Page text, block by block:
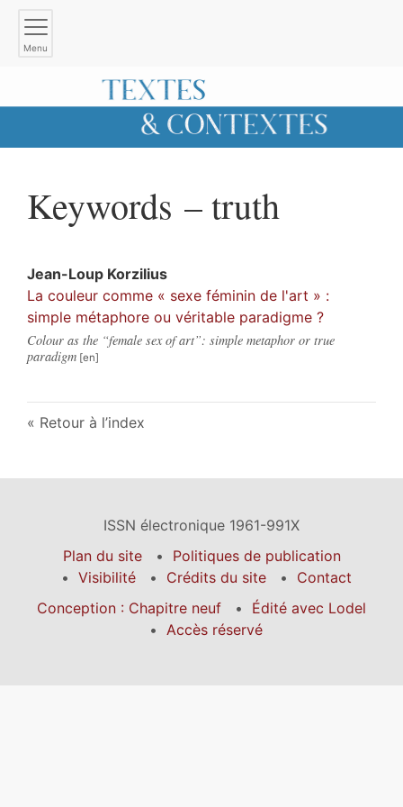
Menu
Keywords – truth
Jean-Loup Korzilius
La couleur comme « sexe féminin de l'art » :
simple métaphore ou véritable paradigme ?
Colour as the “female sex of art”: simple metaphor or true
paradigm
Retour à l’index
ISSN électronique 1961-991X
Plan du site
Politiques de publication
Visibilité
Crédits du site
Contact
Conception : Chapitre neuf
Édité avec Lodel
Accès réservé